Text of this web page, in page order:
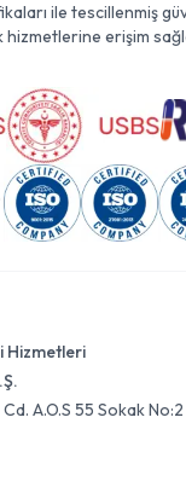
ile tescillenmiş
hizmetlerine erişim
Hizmetleri
A.O.S 55 Sokak